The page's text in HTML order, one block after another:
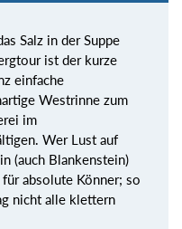
Salz in der Suppe
ist der kurze
einfache
Westrinne zum
im
Wer Lust auf
(auch Blankenstein)
absolute Könner; so
nicht alle klettern